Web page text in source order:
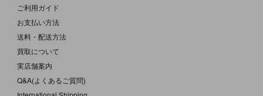
ご利用ガイド
お支払い方法
送料・配送方法
買取について
実店舗案内
Q&A(よくあるご質問)